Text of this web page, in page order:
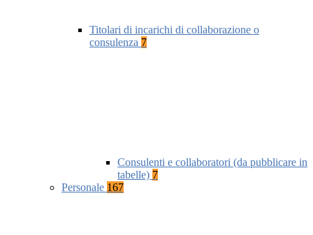
Titolari di incarichi di collaborazione o
consulenza 7
Consulenti e collaboratori (da pubblicare in
tabelle) 7
Personale 167